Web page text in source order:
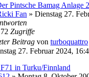
Pintsche Bamag Anlage
Fan » Dienstag 27.
Zugriffe
Beitrag von turboquattro
27. Februar 2024,
in Turku/Finnland